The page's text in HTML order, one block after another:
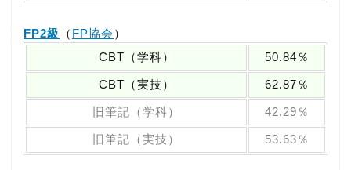
FP2級 （ FP協会 ）
CBT（学科）
50.84％
CBT（実技） 62.87％
旧筆記（学科） 42.29％
旧筆記（実技） 53.63％